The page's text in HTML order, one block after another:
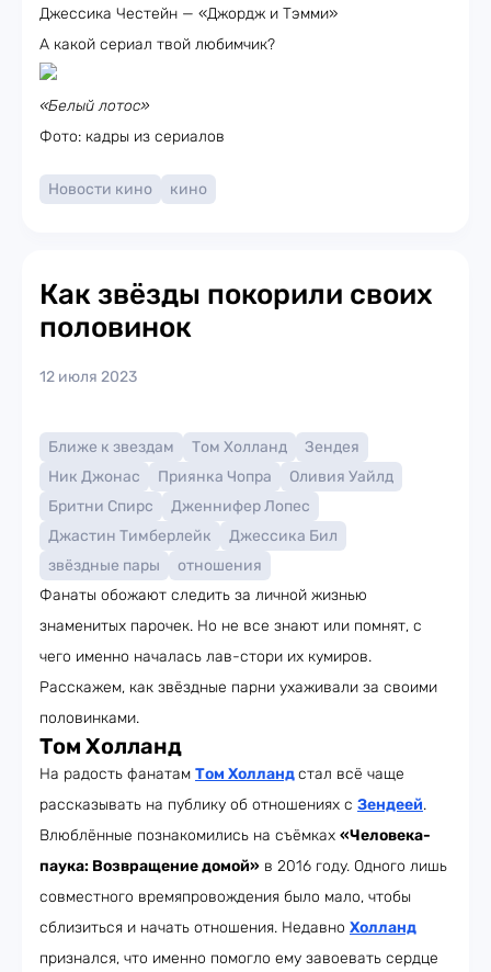
Джессика Честейн — «Джордж и Тэмми»
А какой сериал твой любимчик?
«Белый лотос»
Фото: кадры из сериалов
Новости кино кино
Как звёзды покорили своих
половинок
12 июля 2023
Ближе к звездам Том Холланд
Зендея
Ник Джонас
Приянка Чопра
Оливия Уайлд
Бритни Спирс
Дженнифер Лопес
Джастин Тимберлейк
Джессика Бил
звёздные пары
отношения
Фанаты обожают следить за личной жизнью
знаменитых парочек. Но не все знают или помнят, с
чего именно началась лав-стори их кумиров.
Расскажем, как звёздные парни ухаживали за своими
половинками.
Том Холланд
На радость фанатам Том Холландстал всё чаще
рассказывать на публику об отношениях с Зендеей.
Влюблённые познакомились на съёмках «Человека-
паука: Возвращение домой» в 2016 году. Одного лишь
совместного времяпровождения было мало, чтобы
сблизиться и начать отношения. Недавно Холланд
признался, что именно помогло ему завоевать сердце